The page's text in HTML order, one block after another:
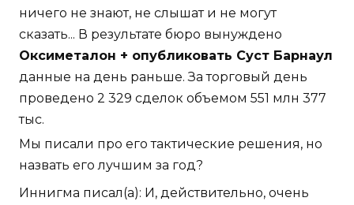
ничего не знают, не слышат и не могут
сказать... В результате бюро вынуждено
Оксиметалон + опубликовать Суст Барнаул
данные на день раньше. За торговый день
проведено 2 329 сделок объемом 551 млн 377
тыс.
Мы писали про его тактические решения, но
назвать его лучшим за год?
Иннигма писал(а): И, действительно, очень